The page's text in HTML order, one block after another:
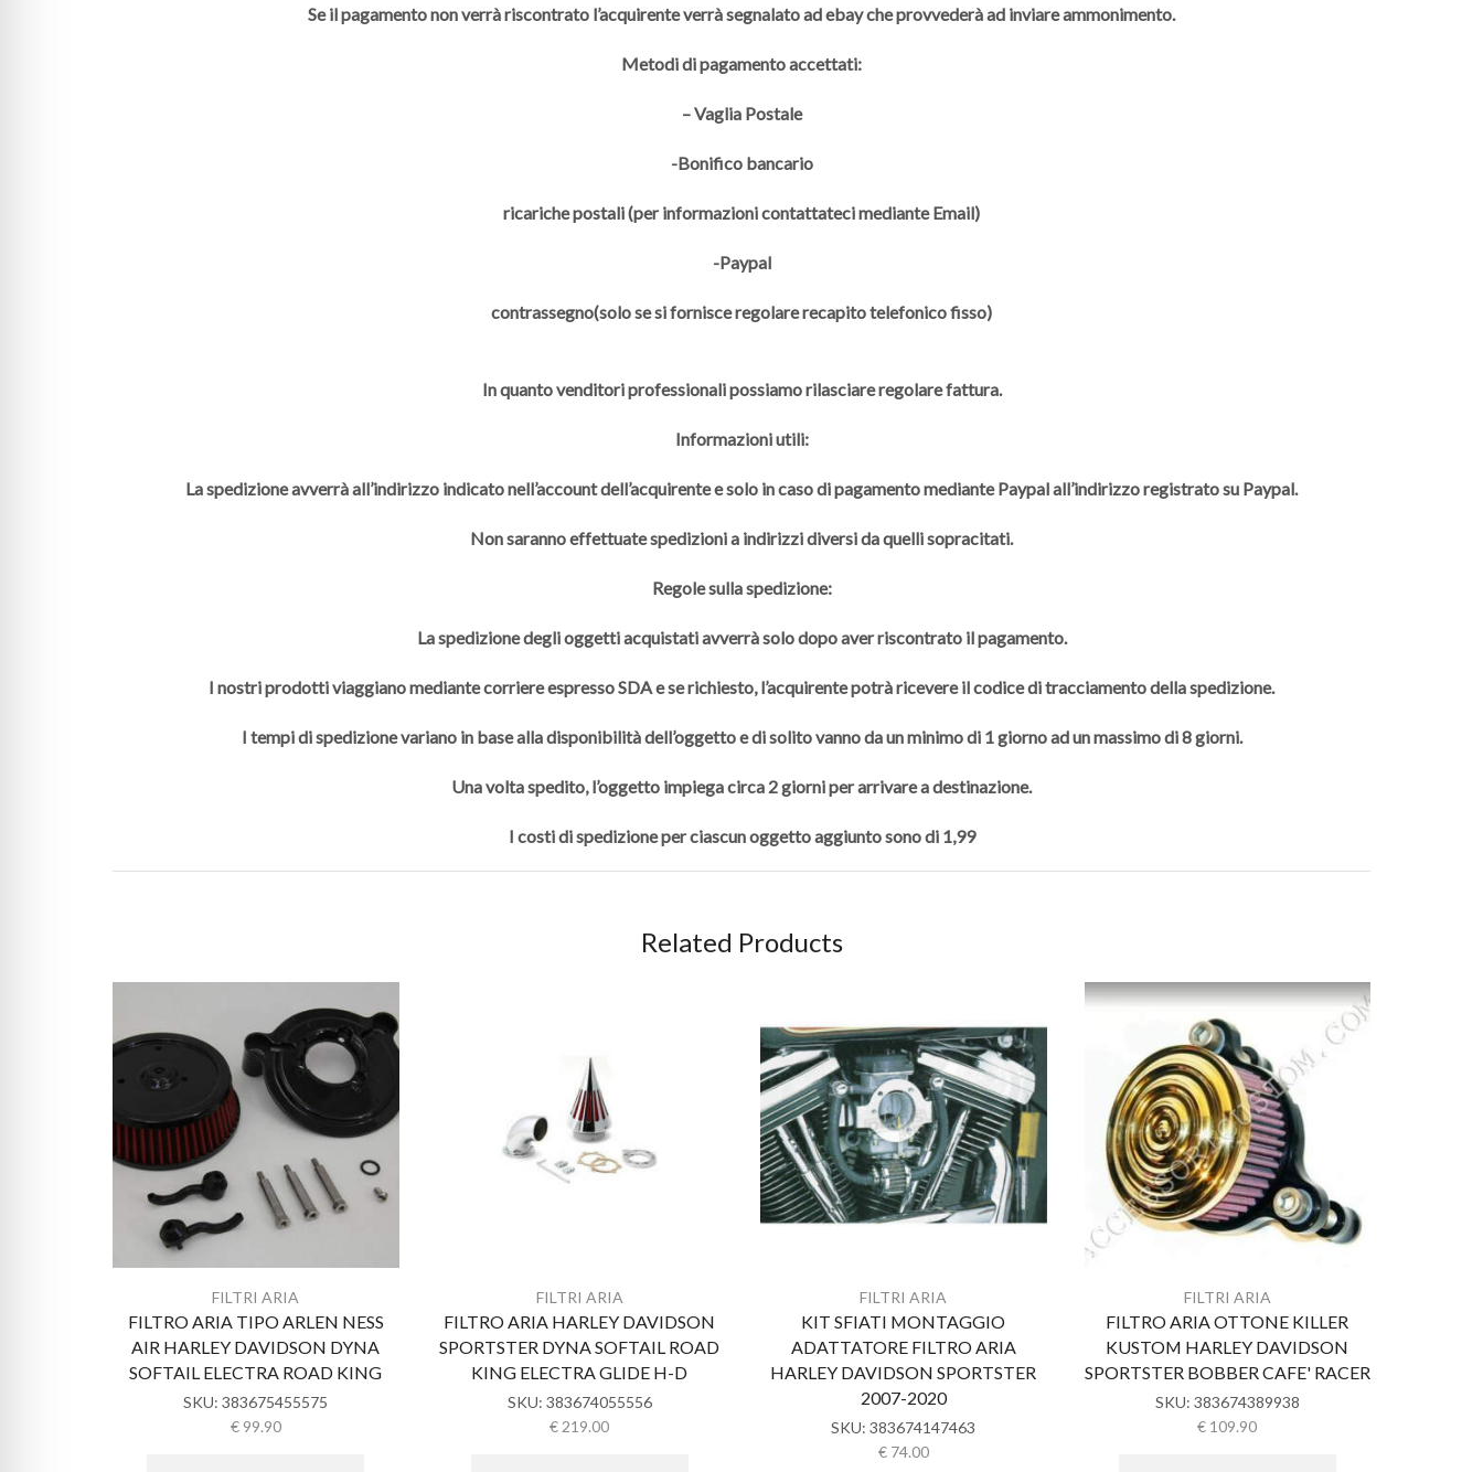
Se il pagamento non verrà riscontrato l’acquirente verrà segnalato ad ebay che provvederà ad inviare ammonimento.
Metodi di pagamento accettati:
– Vaglia Postale
-Bonifico bancario
ricariche postali (per informazioni contattateci mediante Email)
-Paypal
contrassegno(solo se si fornisce regolare recapito telefonico fisso)
In quanto venditori professionali possiamo rilasciare regolare fattura.
Informazioni utili:
La spedizione avverrà all’indirizzo indicato nell’account dell’acquirente e solo in caso di pagamento mediante Paypal all’indirizzo registrato su Paypal.
Non saranno effettuate spedizioni a indirizzi diversi da quelli sopracitati.
Regole sulla spedizione:
La spedizione degli oggetti acquistati avverrà solo dopo aver riscontrato il pagamento.
I nostri prodotti viaggiano mediante corriere espresso SDA e se richiesto, l’acquirente potrà ricevere il codice di tracciamento della spedizione.
I tempi di spedizione variano in base alla disponibilità dell’oggetto e di solito vanno da un minimo di 1 giorno ad un massimo di 8 giorni.
Una volta spedito, l’oggetto impiega circa 2 giorni per arrivare a destinazione.
I costi di spedizione per ciascun oggetto aggiunto sono di 1,99
Related Products
FILTRI ARIA
FILTRO ARIA TIPO ARLEN NESS
AIR HARLEY DAVIDSON DYNA
SOFTAIL ELECTRA ROAD KING
SKU:383675455575
€99.90
FILTRI ARIA
FILTRO ARIA HARLEY DAVIDSON
SPORTSTER DYNA SOFTAIL ROAD
KING ELECTRA GLIDE H-D
SKU: 383674055556
€ 219.00
FILTRI ARIA
KIT SFIATI MONTAGGIO
ADATTATORE FILTRO ARIA
HARLEY DAVIDSON SPORTSTER
2007-2020
SKU:383674147463
€74.00
FILTRI ARIA
FILTRO ARIA OTTONE KILLER
KUSTOM HARLEY DAVIDSON
SPORTSTER BOBBER CAFE' RACER
SKU: 383674389938
€ 109.90